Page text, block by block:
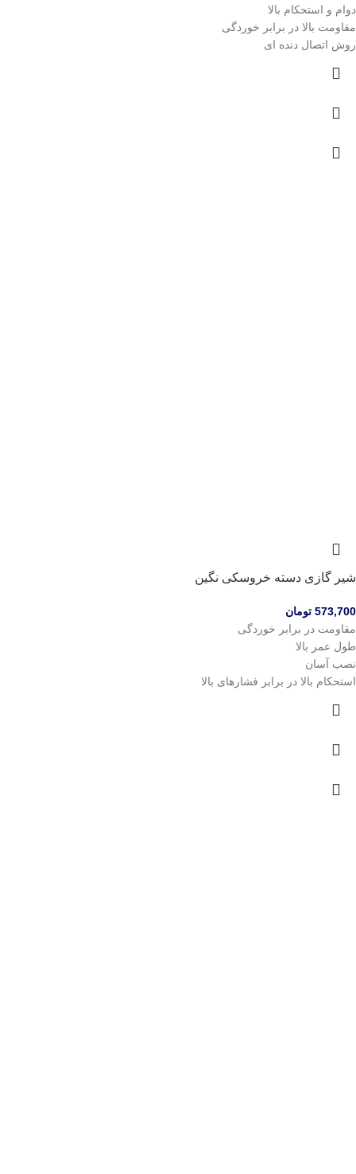
دوام و استحکام بالا
مقاومت بالا در برابر خوردگی
روش اتصال دنده ای
شیر گازی دسته خروسکی نگین
573,700 تومان
مقاومت در برابر خوردگی
طول عمر بالا
نصب آسان
استحکام بالا در برابر فشارهای بالا